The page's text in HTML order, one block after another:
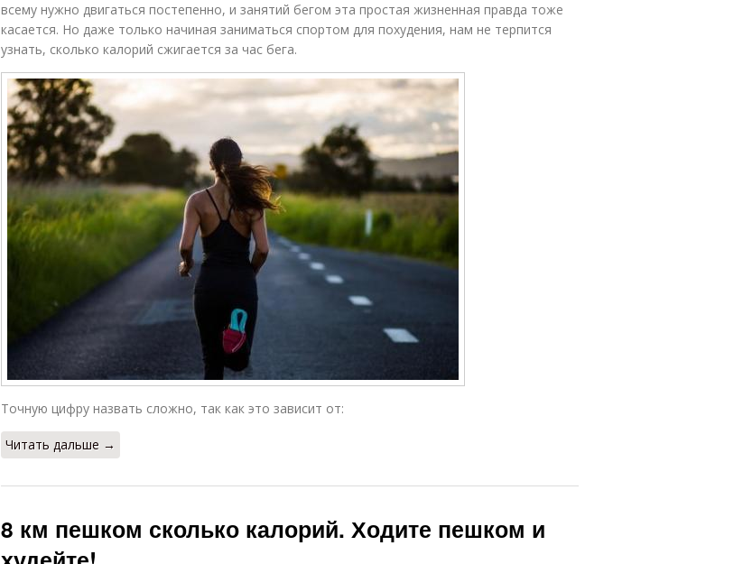
всему нужно двигаться постепенно, и занятий бегом эта простая жизненная правда тоже
касается. Но даже только начиная заниматься спортом для похудения, нам не терпится
узнать, сколько калорий сжигается за час бега.
Точную цифру назвать сложно, так как это зависит от:
Читать дальше →
8 км пешком сколько калорий. Ходите пешком и